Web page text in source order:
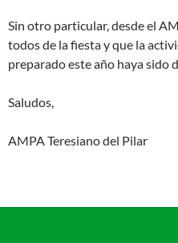
Sin otro particular, desde el
todos de la fiesta y que la
preparado este año haya sido
Saludos,
AMPA Teresiano del Pilar